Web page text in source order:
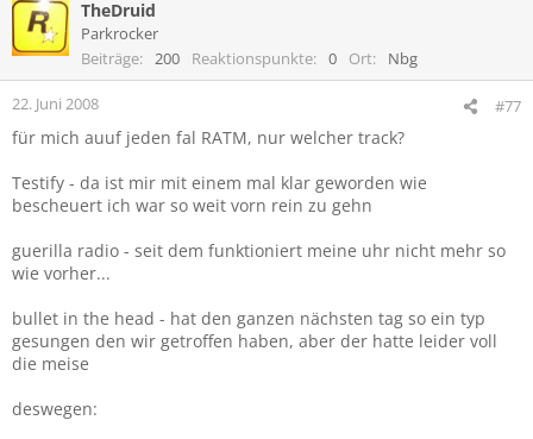
TheDruid
Parkrocker
Beiträge
200 Reaktionspunkte 0 Ort Nbg
22. Juni 2008 #77
für mich auuf jeden fal RATM, nur welcher track?
Testify - da ist mir mit einem mal klar geworden wie
bescheuert ich war so weit vorn rein zu gehn
guerilla radio - seit dem funktioniert meine uhr nicht mehr so
wie vorher...
bullet in the head - hat den ganzen nächsten tag so ein typ
gesungen den wir getroffen haben, aber der hatte leider voll
die meise
deswegen: